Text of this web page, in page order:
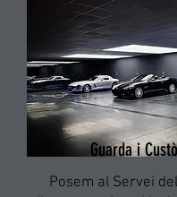
Guarda i
Posem al Servei